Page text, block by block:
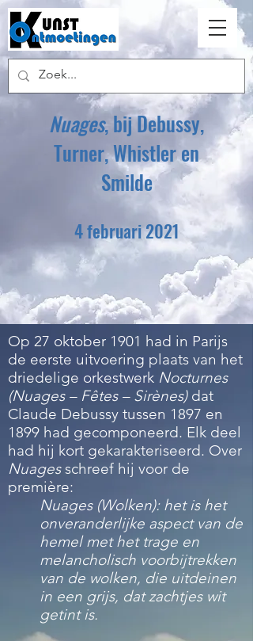
Nuages, bij Debussy,
Turner, Whistler en
Smilde
4 februari 2021
Op 27 oktober 1901 had in Parijs
de eerste uitvoering plaats van het
driedelige orkestwerk Nocturnes
(Nuages – Fêtes – Sirènes)dat
Claude Debussy tussen 1897 en
1899 had gecomponeerd. Elk deel
had hij kort gekarakteriseerd. Over
Nuagesschreef hij voor de
première:
Nuages (Wolken): het is het
onveranderlijke aspect van de
hemel met het trage en
melancholisch voorbijtrekken
van de wolken, die uitdeinen
in een grijs, dat zachtjes wit
getint is.